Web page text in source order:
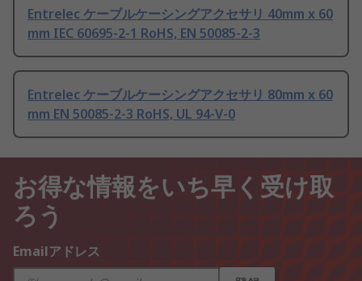
Entrelec ケーブルケーシングアクセサリ 40mm x 60
mm IEC 60695-2-1 RoHS, EN 50085-2-3
Entrelec ケーブルケーシングアクセサリ 80mm x 60
mm EN 50085-2-3 RoHS, UL 94-V-0
お得な情報をいち早く受け取
ろう
Emailアドレス